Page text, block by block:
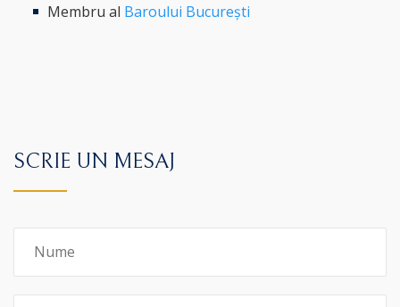
Membru al Baroului București
SCRIE UN MESAJ